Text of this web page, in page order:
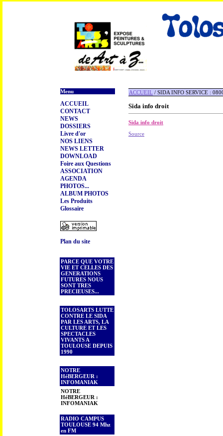
Menu
ACCUEIL
CONTACT
NEWS
DOSSIERS
Livre d'or
NOS LIENS
NEWS LETTER
DOWNLOAD
Foire aux Questions
ASSOCIATION
AGENDA
PHOTOS...
ALBUM PHOTOS
Les Produits
Glossaire
Plan du site
PARCE QUE VOTRE
VIE ET CELLES DES
GENERATIONS
FUTURES NOUS
SONT TRES
PRECIEUSES...
TOLOSARTS LUTTE
CONTRE LE SIDA
PAR LES ARTS, LA
CULTURE ET LES
SPECTACLES
VIVANTS A
TOULOUSE DEPUIS
1990
NOTRE
HéBERGEUR :
INFOMANIAK
NOTRE
HéBERGEUR :
INFOMANIAK
RADIO CAMPUS
TOULOUSE 94 Mhz
en FM
ACCUEIL / SIDA INFO SERVICE :
Sida info droit
Sida info droit
Source